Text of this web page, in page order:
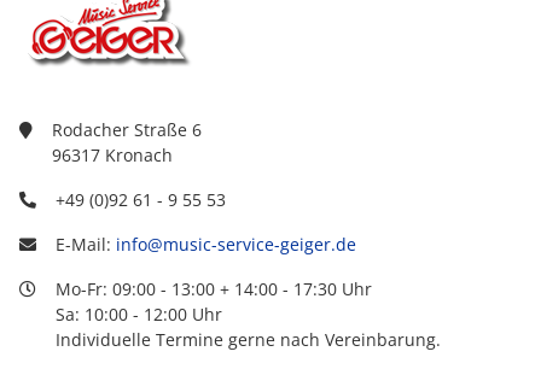
Rodacher Straße 6
96317 Kronach
+49 (0)92 61 - 9 55 53
E-Mail: info@music-service-geiger.de
Mo-Fr: 09:00 - 13:00 + 14:00 - 17:30 Uhr
Sa: 10:00 - 12:00 Uhr
Individuelle Termine gerne nach Vereinbarung.